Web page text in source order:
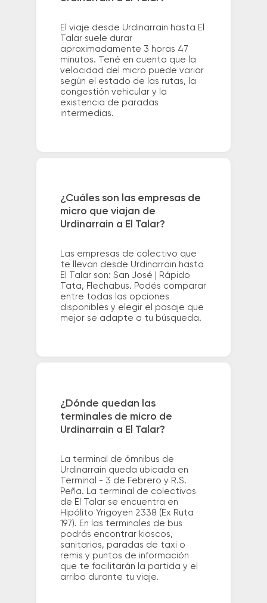
El viaje desde Urdinarrain hasta El
Talar suele durar
aproximadamente 3 horas 47
minutos. Tené en cuenta que la
velocidad del micro puede variar
según el estado de las rutas, la
congestión vehicular y la
existencia de paradas
intermedias.
¿Cuáles son las empresas de
micro que viajan de
Urdinarrain a El Talar?
Las empresas de colectivo que
te llevan desde Urdinarrain hasta
El Talar son: San José | Rápido
Tata, Flechabus. Podés comparar
entre todas las opciones
disponibles y elegir el pasaje que
mejor se adapte a tu búsqueda.
¿Dónde quedan las
terminales de micro de
Urdinarrain a El Talar?
La terminal de ómnibus de
Urdinarrain queda ubicada en
Terminal - 3 de Febrero y R.S.
Peña. La terminal de colectivos
de El Talar se encuentra en
Hipólito Yrigoyen 2338 (Ex Ruta
197). En las terminales de bus
podrás encontrar kioscos,
sanitarios, paradas de taxi o
remis y puntos de información
que te facilitarán la partida y el
arribo durante tu viaje.